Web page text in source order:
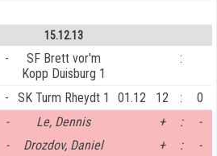
15.12.13
-
SF Brett vor'm
Kopp Duisburg 1
:
- SK Turm Rheydt 1 01.12 12 :
0
- Le, Dennis + :
-
- Drozdov, Daniel + :
-